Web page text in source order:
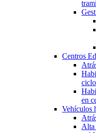
Centros
en
Vehículos
Alta